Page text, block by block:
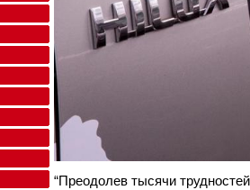
“Преодолев тысячи